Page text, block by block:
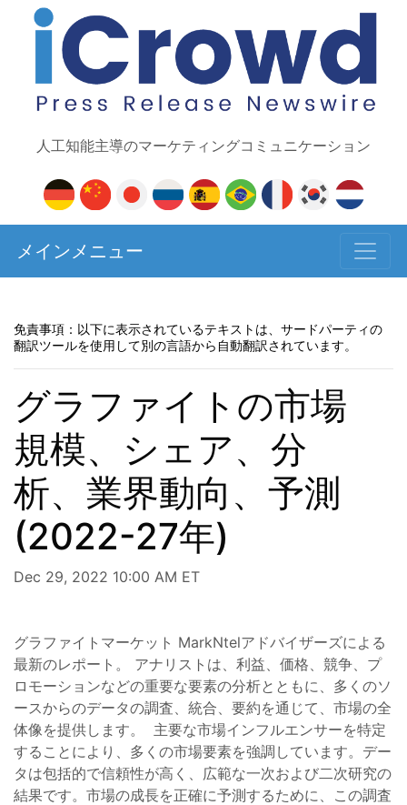
人工知能主導のマーケティングコミュニケーション
メインメニュー
免責事項：以下に表示されているテキストは、サードパーティの
翻訳ツールを使用して別の言語から自動翻訳されています。
グラファイトの市場
規模、シェア、分
析、業界動向、予測
(2022-27年)
Dec 29, 2022 10:00 AM ET
グラファイトマーケット MarkNtelアドバイザーズによる
最新のレポート。 アナリストは、利益、価格、競争、プ
ロモーションなどの重要な要素の分析とともに、多くのソ
ースからのデータの調査、統合、要約を通じて、市場の全
体像を提供します。 主要な市場インフルエンサーを特定
することにより、多くの市場要素を強調しています。デー
タは包括的で信頼性が高く、広範な一次および二次研究の
結果です。市場の成長を正確に予測するために、この調査